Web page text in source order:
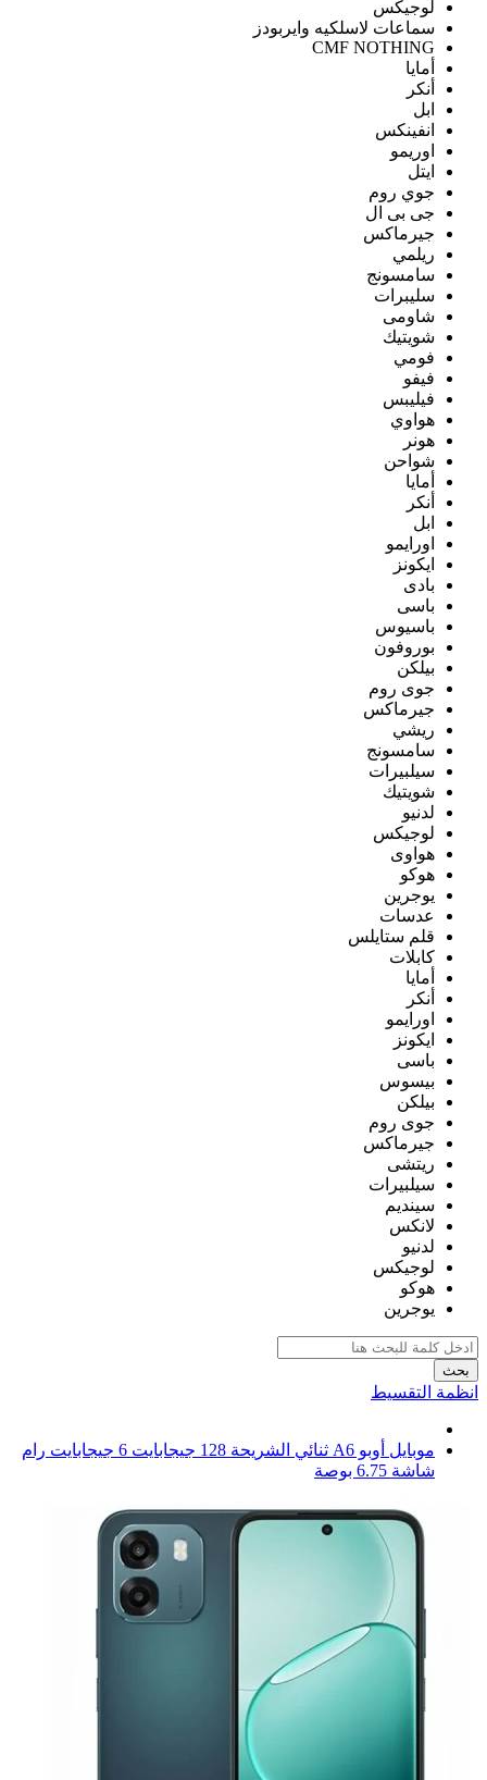
لوجيكس
سماعات لاسلكيه وايربودز
CMF NOTHING
أمايا
أنكر
ابل
انفينكس
اوريمو
ايتل
جوي روم
جى بى ال
جيرماكس
ريلمي
سامسونج
سليبرات
شاومى
شويتيك
فومي
فيفو
فيليبس
هواوي
هونر
شواحن
أمايا
أنكر
ابل
اورايمو
ايكونز
بادى
باسى
باسيوس
بوروفون
بيلكن
جوى روم
جيرماكس
ريشي
سامسونج
سيلبيرات
شويتيك
لدنيو
لوجيكس
هواوى
هوكو
يوجرين
عدسات
قلم ستايلس
كابلات
أمايا
أنكر
اورايمو
ايكونز
باسى
بيسوس
بيلكن
جوى روم
جيرماكس
ريتشى
سيلبيرات
سينديم
لانكس
لدنيو
لوجيكس
هوكو
يوجرين
بحث
انظمة التقسيط
موبايل أوبو A6 ثنائي الشريحة 128 جيجابايت 6 جيجابايت رام
شاشة 6.75 بوصة